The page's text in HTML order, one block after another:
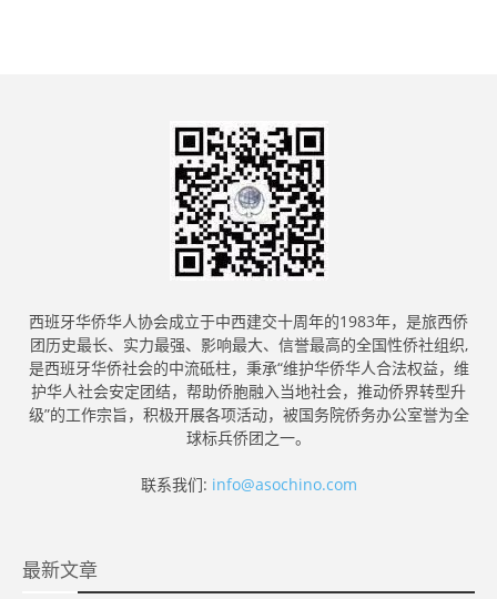
西班牙华侨华人协会成立于中西建交十周年的1983年，是旅西侨
团历史最长、实力最强、影响最大、信誉最高的全国性侨社组织,
是西班牙华侨社会的中流砥柱，秉承“维护华侨华人合法权益，维
护华人社会安定团结，帮助侨胞融入当地社会，推动侨界转型升
级”的工作宗旨，积极开展各项活动，被国务院侨务办公室誉为全
球标兵侨团之一。
联系我们: info@asochino.com
最新文章